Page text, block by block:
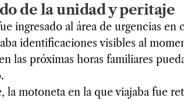
de la unidad y peritaje
ingresado al área de urgencias en
identificaciones visibles al
las próximas horas familiares
la motoneta en la que viajaba fue